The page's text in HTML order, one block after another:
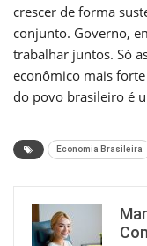
crescer de forma
conjunto. Governo,
trabalhar juntos. Só
econômico mais
do povo brasileiro é
Economia Brasileira